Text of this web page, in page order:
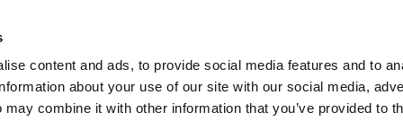
content and ads, to provide social media features and to
about your use of our site with our social media,
combine it with other information that you’ve provided to